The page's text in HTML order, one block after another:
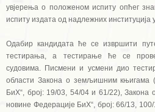
увјерења о положеном испиту опћег
испиту издата од надлежних институција
Одабир кандидата ће се извршити
тестирања, а тестирање ће се
судовима. Писмени и усмени дио
области Закона о земљишним књигама
БиХ“, број: 19/03, 54/04 и 61/22), Закона
новине Федерације БиХ“, број: 66/13,